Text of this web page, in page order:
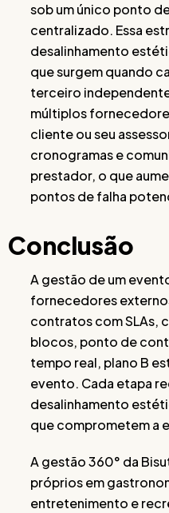
sob um único ponto
centralizado. Essa
desalinhamento
que surgem quando
terceiro
múltiplos
cliente ou seu
cronogramas e
prestador, o que
pontos de falha
Conclusão
A gestão de um
fornecedores
contratos com SLAs,
blocos, ponto de
tempo real, plano B
evento. Cada etapa
desalinhamento
que comprometem a
A gestão 360° da
próprios em
entretenimento e